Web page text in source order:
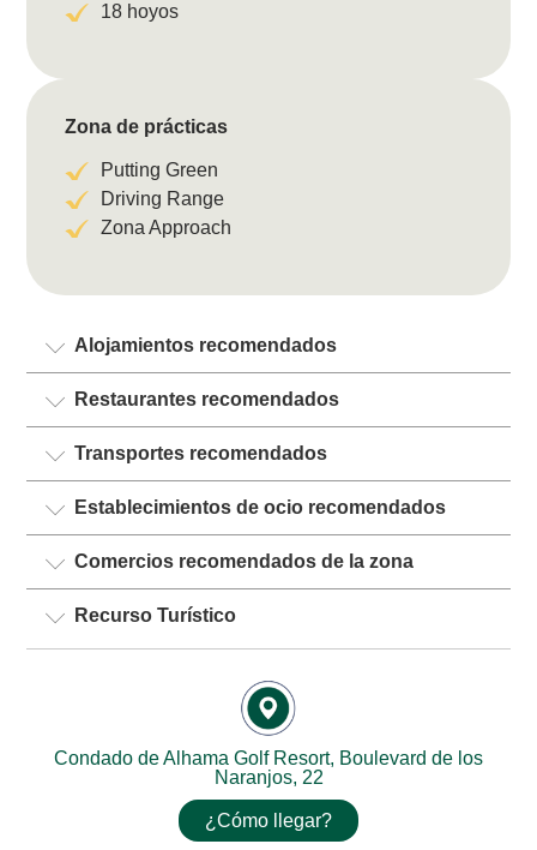
18 hoyos
Zona de prácticas
Putting Green
Driving Range
Zona Approach
Alojamientos recomendados
Restaurantes recomendados
Transportes recomendados
Establecimientos de ocio recomendados
Comercios recomendados de la zona
Recurso Turístico
Condado de Alhama Golf Resort, Boulevard de los
Naranjos, 22
¿Cómo llegar?